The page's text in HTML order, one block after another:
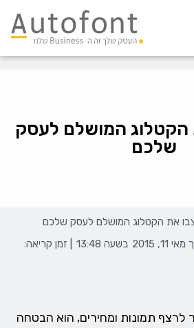
הקטלוג המושלם לעסק
שלכם
את הקטלוג המושלם לעסק שלכם
מאי 11, 2015 בשעה
| זמן קריאה:
לרצף תמונות ומחירים, הוא הבטחה